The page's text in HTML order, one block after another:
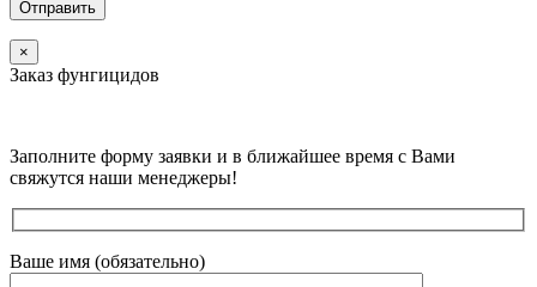
×
Заказ фунгицидов
Заполните форму заявки и в ближайшее время с Вами
свяжутся наши менеджеры!
Ваше имя (обязательно)